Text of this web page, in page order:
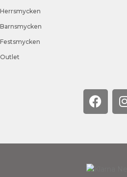
Herrsmycken
Barnsmycken
Festsmycken
Outlet